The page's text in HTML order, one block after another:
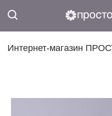
Интернет-магазин